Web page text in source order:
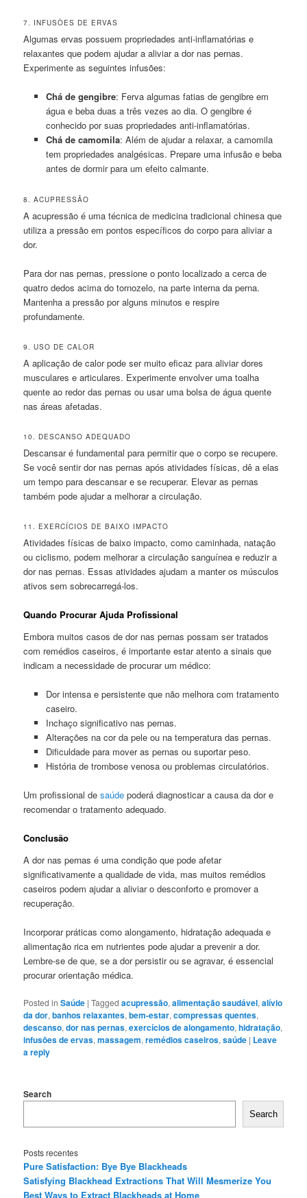
7. INFUSÕES DE ERVAS
Algumas ervas possuem propriedades anti-inflamatórias e
relaxantes que podem ajudar a aliviar a dor nas pernas.
Experimente as seguintes infusões:
Chá de gengibre: Ferva algumas fatias de gengibre em
água e beba duas a três vezes ao dia. O gengibre é
conhecido por suas propriedades anti-inflamatórias.
Chá de camomila: Além de ajudar a relaxar, a camomila
tem propriedades analgésicas. Prepare uma infusão e beba
antes de dormir para um efeito calmante.
8. ACUPRESSÃO
A acupressão é uma técnica de medicina tradicional chinesa que
utiliza a pressão em pontos específicos do corpo para aliviar a
dor.
Para dor nas pernas, pressione o ponto localizado a cerca de
quatro dedos acima do tornozelo, na parte interna da perna.
Mantenha a pressão por alguns minutos e respire
profundamente.
9. USO DE CALOR
A aplicação de calor pode ser muito eficaz para aliviar dores
musculares e articulares. Experimente envolver uma toalha
quente ao redor das pernas ou usar uma bolsa de água quente
nas áreas afetadas.
10. DESCANSO ADEQUADO
Descansar é fundamental para permitir que o corpo se recupere.
Se você sentir dor nas pernas após atividades físicas, dê a elas
um tempo para descansar e se recuperar. Elevar as pernas
também pode ajudar a melhorar a circulação.
11. EXERCÍCIOS DE BAIXO IMPACTO
Atividades físicas de baixo impacto, como caminhada, natação
ou ciclismo, podem melhorar a circulação sanguínea e reduzir a
dor nas pernas. Essas atividades ajudam a manter os músculos
ativos sem sobrecarregá-los.
Quando Procurar Ajuda Profissional
Embora muitos casos de dor nas pernas possam ser tratados
com remédios caseiros, é importante estar atento a sinais que
indicam a necessidade de procurar um médico:
Dor intensa e persistente que não melhora com tratamento
caseiro.
Inchaço significativo nas pernas.
Alterações na cor da pele ou na temperatura das pernas.
Dificuldade para mover as pernas ou suportar peso.
História de trombose venosa ou problemas circulatórios.
Um profissional desaúde poderá diagnosticar a causa da dor e
recomendar o tratamento adequado.
Conclusão
A dor nas pernas é uma condição que pode afetar
significativamente a qualidade de vida, mas muitos remédios
caseiros podem ajudar a aliviar o desconforto e promover a
recuperação.
Incorporar práticas como alongamento, hidratação adequada e
alimentação rica em nutrientes pode ajudar a prevenir a dor.
Lembre-se de que, se a dor persistir ou se agravar, é essencial
procurar orientação médica.
Posted in Saúde |Tagged acupressão,alimentação saudável,alívio
da dor,banhos relaxantes,bem-estar,compressas quentes,
descanso,dor nas pernas,exercícios de alongamento,hidratação,
infusões de ervas,massagem,remédios caseiros,saúde | Leave
a reply
Search
Search
Posts recentes
Pure Satisfaction: Bye Bye Blackheads
Satisfying Blackhead Extractions That Will Mesmerize You
Best Ways to Extract Blackheads at Home